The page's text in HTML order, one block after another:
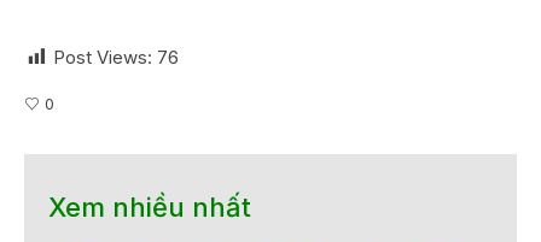
Post Views: 76
0
Xem nhiều nhất